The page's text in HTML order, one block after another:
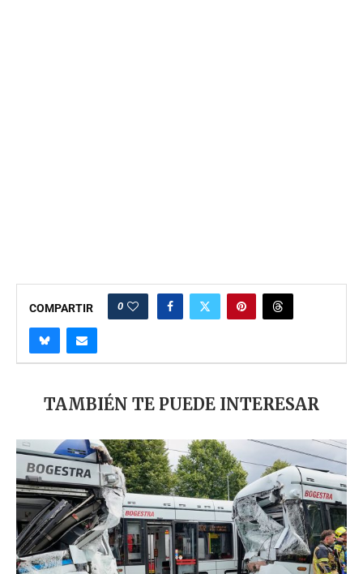
COMPARTIR 0
TAMBIÉN TE PUEDE INTERESAR